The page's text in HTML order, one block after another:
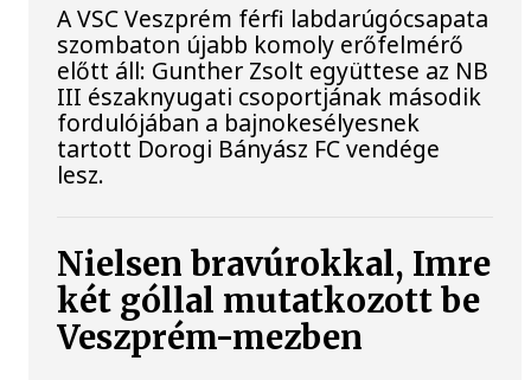
A VSC Veszprém férfi labdarúgócsapata
szombaton újabb komoly erőfelmérő
előtt áll: Gunther Zsolt együttese az NB
III északnyugati csoportjának második
fordulójában a bajnokesélyesnek
tartott Dorogi Bányász FC vendége
lesz.
Nielsen bravúrokkal, Imre
két góllal mutatkozott be
Veszprém-mezben